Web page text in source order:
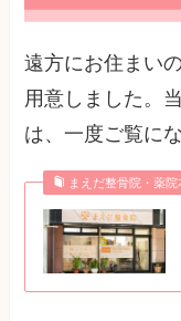
遠方にお住まい
用意しました。
は、一度ご覧に
まえだ整骨院・薬院